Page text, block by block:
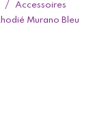
Accessoires
Murano Bleu